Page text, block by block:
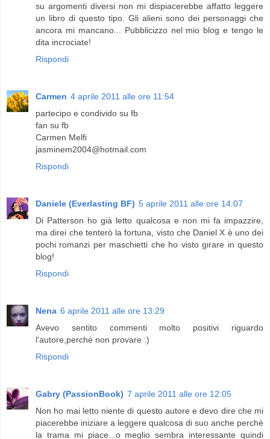
su argomenti diversi non mi dispiacerebbe affatto leggere
un libro di questo tipo. Gli alieni sono dei personaggi che
ancora mi mancano... Pubblicizzo nel mio blog e tengo le
dita incrociate!
Rispondi
Carmen 4 aprile 2011 alle ore 11:54
partecipo e condivido su fb
fan su fb
Carmen Melfi
jasminem2004@hotmail.com
Rispondi
Daniele (Everlasting BF) 5 aprile 2011 alle ore 14:07
Di Patterson ho già letto qualcosa e non mi fa impazzire,
ma direi che tenterò la fortuna, visto che Daniel X è uno dei
pochi romanzi per maschietti che ho visto girare in questo
blog!
Rispondi
Nena 6 aprile 2011 alle ore 13:29
Avevo sentito commenti molto positivi riguardo
l'autore,perchè non provare :)
Rispondi
Gabry (PassionBook) 7 aprile 2011 alle ore 12:05
Non ho mai letto niente di questo autore e devo dire che mi
piacerebbe iniziare a leggere qualcosa di suo anche perchè
la trama mi piace...o meglio sembra interessante quindi